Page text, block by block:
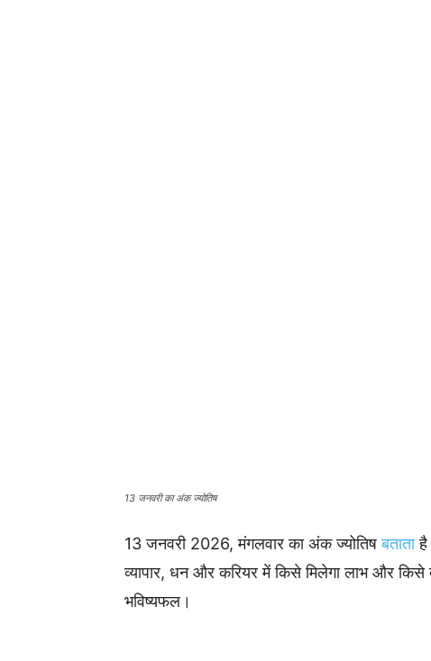
13 जनवरी का अंक ज्योतिष
13 जनवरी 2026, मंगलवार का अंक ज्योतिषबताताहै
व्यापार, धन और करियर में किसे मिलेगा लाभ और किसे
भविष्यफल।